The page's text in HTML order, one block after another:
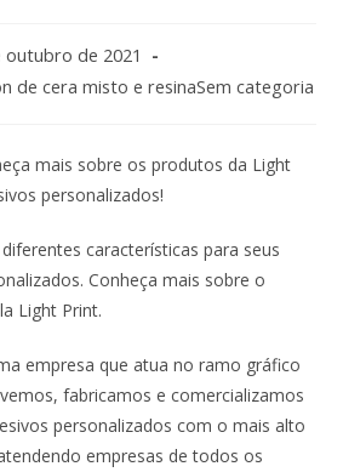
outubro de 2021
de cera misto e resinaSem categoria
mais sobre os produtos da Light
personalizados!
características para seus
Conheça mais sobre o
Light Print.
que atua no ramo gráfico
fabricamos e comercializamos
personalizados com o mais alto
empresas de todos os